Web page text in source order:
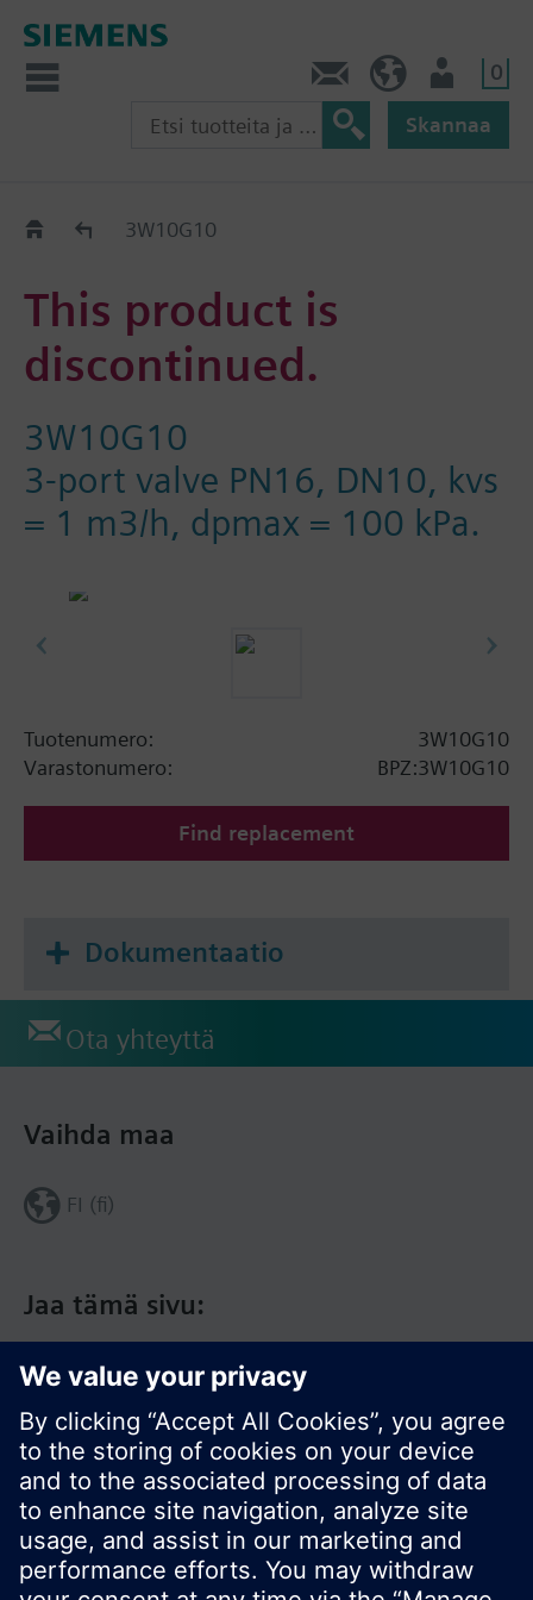
0
Skannaa
Old2New3W10G10
This product is
discontinued.
3W10G10
3-port valve PN16, DN10, kvs
= 1 m3/h, dpmax = 100 kPa.
Tuotenumero:
3W10G10
Varastonumero:
BPZ:3W10G10
Find replacement
Dokumentaatio
Ota yhteyttä
Jaa tämä sivu:
Vaihda maa
FI (fi)